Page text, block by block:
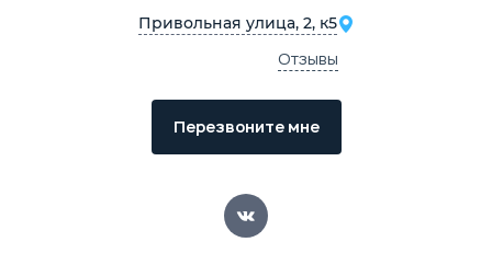
Привольная улица, 2, к5
Отзывы
Перезвоните мне